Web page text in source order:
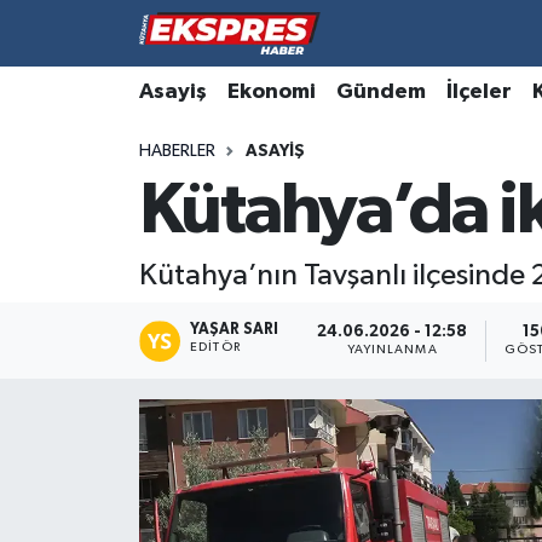
Asayiş Ekonomi Gündem İlçeler
HABERLER ASAYIŞ
Kütahya’da
Kütahya’nın Tavşanlı
YAŞAR SARI
EDITÖR
24.06.2026 - 12:58
YAYINLANMA
Altıntaş
Aslanapa
Biyografiler
Çavdarhisar
Domaniç
Dumlupınar
Hava Durumu
Trafik Durumu
Süper Lig Puan Durumu ve Fikstür
Tüm Manşetler
Son Dakika Haberleri
Haber Arşivi